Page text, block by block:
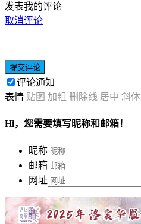
发表我的评论
取消评论
提交评论
评论通知
表情 贴图 加粗 删除线 居中 斜体
Hi，您需要填写昵称和邮箱！
昵称
邮箱
网址